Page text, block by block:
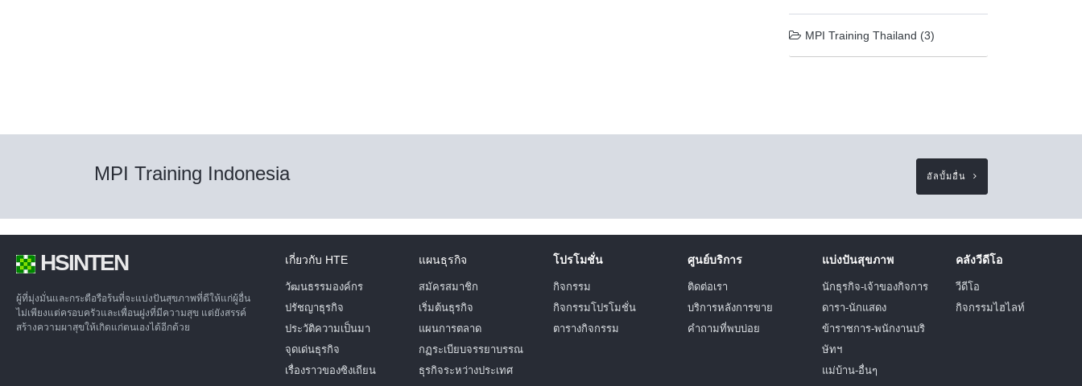
MPI Training Thailand (3)
MPI Training Indonesia อัลบั้มอื่น
HSINTEN
ผู้ที่มุ่งมั่นและกระตือรือร้นที่จะแบ่งปันสุขภาพที่ดีให้แก่ผู้อื่น
ไม่เพียงแต่ครอบครัวและเพื่อนฝูงที่มีความสุข แต่ยังสรรค์
สร้างความผาสุขให้เกิดแก่ตนเองได้อีกด้วย
เกี่ยวกับ HTE
วัฒนธรรมองค์กร
ปรัชญาธุรกิจ
ประวัติความเป็นมา
จุดเด่นธุรกิจ
เรื่องราวของซิงเถียน
แผนธุรกิจ
สมัครสมาชิก
เริ่มต้นธุรกิจ
แผนการตลาด
กฏระเบียบจรรยาบรรณ
ธุรกิจระหว่างประเทศ
โปรโมชั่น
กิจกรรม
กิจกรรมโปรโมชั่น
ตารางกิจกรรม
ศูนย์บริการ
ติดต่อเรา
บริการหลังการขาย
คำถามที่พบบ่อย
แบ่งปันสุขภาพ
นักธุรกิจ-เจ้าของกิจการ
ดารา-นักแสดง
ข้าราชการ-พนักงานบริ
ษัทฯ
แม่บ้าน-อื่นๆ
คลังวีดีโอ
วีดีโอ
กิจกรรมไฮไลท์